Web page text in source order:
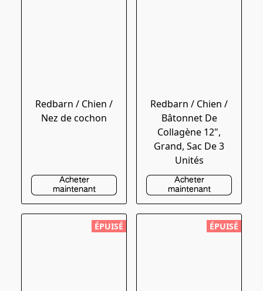
Redbarn / Chien /
Nez de cochon
Acheter
maintenant
Redbarn / Chien /
Bâtonnet De
Collagène 12",
Grand, Sac De 3
Unités
Acheter
maintenant
ÉPUISÉ ÉPUISÉ